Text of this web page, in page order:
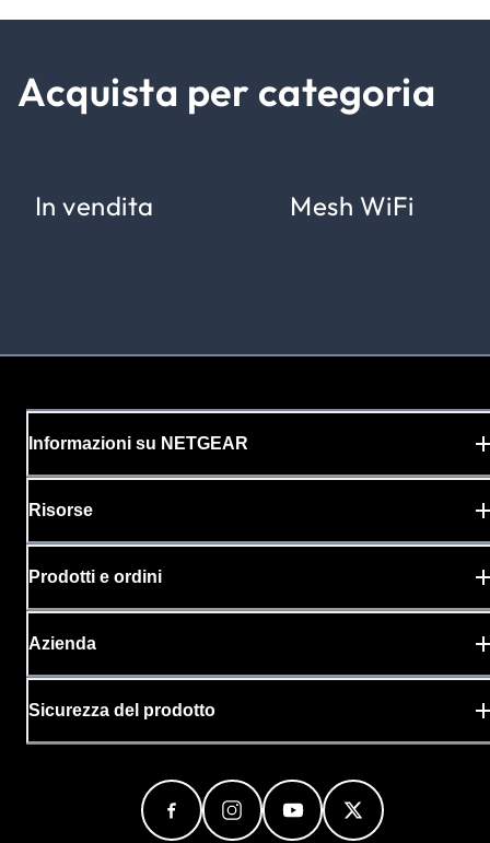
Acquista per categoria
In vendita Mesh WiFi
Informazioni su NETGEAR
Risorse
Prodotti e ordini
Azienda
Sicurezza del prodotto